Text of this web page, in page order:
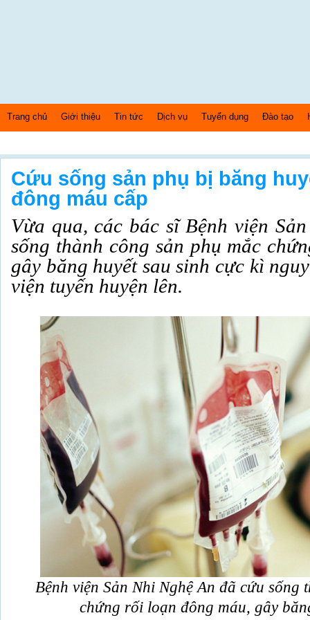
Trang chủ Giới thiệu Tin tức Dịch vụ Tuyển dụng Đào tạo
Cứu sống sản phụ bị băng
đông máu cấp
Vừa qua, các bác sĩ Bệnh viện
sống thành công sản phụ mắc
gây băng huyết sau sinh cực kì
viện tuyến huyện lên.
Bệnh viện Sản Nhi Nghệ An đã cứu sống
chứng rối loạn đông máu, gây